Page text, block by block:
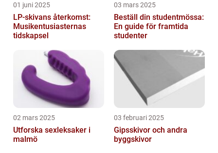
01 juni 2025
LP-skivans återkomst:
Musikentusiasternas
tidskapsel
03 mars 2025
Beställ din studentmössa:
En guide för framtida
studenter
02 mars 2025
Utforska sexleksaker i
malmö
03 februari 2025
Gipsskivor och andra
byggskivor